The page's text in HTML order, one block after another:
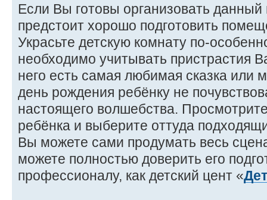
Если Вы готовы организовать
предстоит хорошо подготовить
Украсьте детскую комнату по-
необходимо учитывать пристрастия
него есть самая любимая сказка или
день рождения ребёнку не
настоящего волшебства.
ребёнка и выберите оттуда
Вы можете сами продумать весь
можете полностью доверить его
профессионалу, как детский цент «